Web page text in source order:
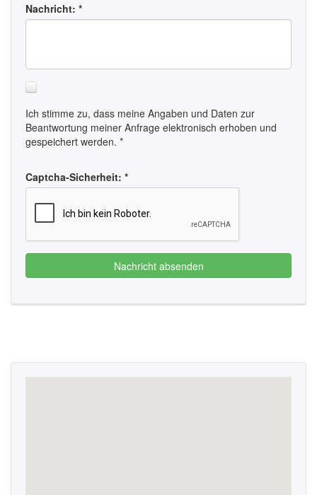
Nachricht: *
Ich stimme zu, dass meine Angaben und Daten zur
Beantwortung meiner Anfrage elektronisch erhoben und
gespeichert werden. *
Captcha-Sicherheit: *
Nachricht absenden